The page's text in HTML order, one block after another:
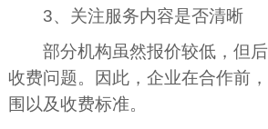
3、关注服务内容是否清晰
部分机构虽然报价较低，但
收费问题。因此，企业在合作前
围以及收费标准。